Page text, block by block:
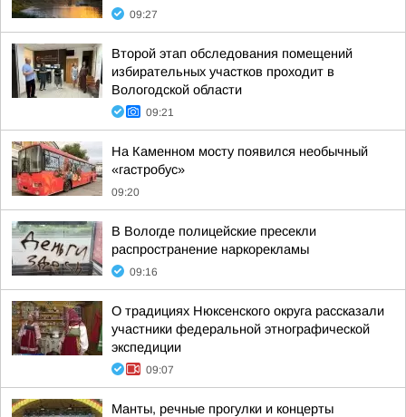
09:27
Второй этап обследования помещений
избирательных участков проходит в
Вологодской области
09:21
На Каменном мосту появился необычный
«гастробус»
09:20
В Вологде полицейские пресекли
распространение наркорекламы
09:16
О традициях Нюксенского округа рассказали
участники федеральной этнографической
экспедиции
09:07
Манты, речные прогулки и концерты